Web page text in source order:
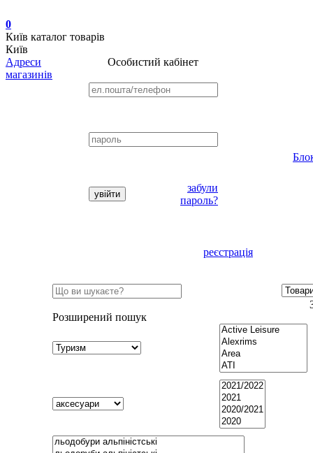
0
Київ каталог товарів
Київ
Адреси
магазинів
Особистий кабінет
забули
пароль?
реєстрація
Розширений пошук